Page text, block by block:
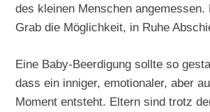
des kleinen Menschen angemessen.
Grab die Möglichkeit, in Ruhe
Eine Baby-Beerdigung sollte so
dass ein inniger, emotionaler, aber
Moment entsteht. Eltern sind trotz